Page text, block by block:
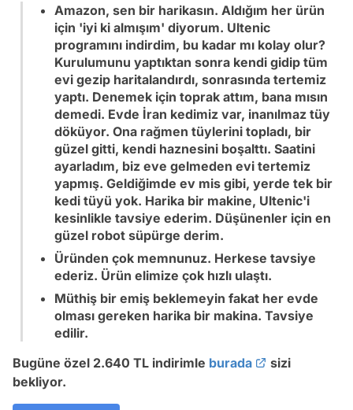
Amazon, sen bir harikasın. Aldığım her ürün
için 'iyi ki almışım' diyorum. Ultenic
programını indirdim, bu kadar mı kolay olur?
Kurulumunu yaptıktan sonra kendi gidip tüm
evi gezip haritalandırdı, sonrasında tertemiz
yaptı. Denemek için toprak attım, bana mısın
demedi. Evde İran kedimiz var, inanılmaz tüy
döküyor. Ona rağmen tüylerini topladı, bir
güzel gitti, kendi haznesini boşalttı. Saatini
ayarladım, biz eve gelmeden evi tertemiz
yapmış. Geldiğimde ev mis gibi, yerde tek bir
kedi tüyü yok. Harika bir makine, Ultenic'i
kesinlikle tavsiye ederim. Düşünenler için en
güzel robot süpürge derim.
Üründen çok memnunuz. Herkese tavsiye
ederiz. Ürün elimize çok hızlı ulaştı.
Müthiş bir emiş beklemeyin fakat her evde
olması gereken harika bir makina. Tavsiye
edilir.
Bugüne özel 2.640 TL indirimle burada
sizi
bekliyor.